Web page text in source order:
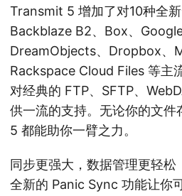
Transmit 5 增加了对10种全
Backblaze B2、Box、Google
DreamObjects、Dropbox、
Rackspace Cloud Files 等主
对经典的 FTP、SFTP、
供一流的支持。无论你的文
5 都能助你一臂之力。
同步更强大，数据管理更轻松
全新的 Panic Sync 功能让你